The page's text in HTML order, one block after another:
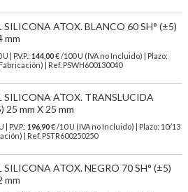
SILICONA ATOX. BLANCO 60 SH° (±5)
mm
U | P.V.P.: 144,00€/100 U (IVA no Incluido)
| Plazo:
| Ref. PSWH600130040
SILICONA ATOX. TRANSLUCIDA
25 mm X 25 mm
| P.V.P.: 196,90€/10 U (IVA no Incluido)
| Plazo: 10/13
| Ref. PSTR600250250
SILICONA ATOX. NEGRO 70 SH° (±5)
mm